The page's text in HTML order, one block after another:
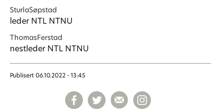
SturlaSøpstad
leder NTL NTNU
ThomasFerstad
nestleder NTL NTNU
Publisert 06.10.2022 - 13:45